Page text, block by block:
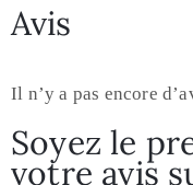
Avis
Il n’y a pas encore
Soyez le
votre avis